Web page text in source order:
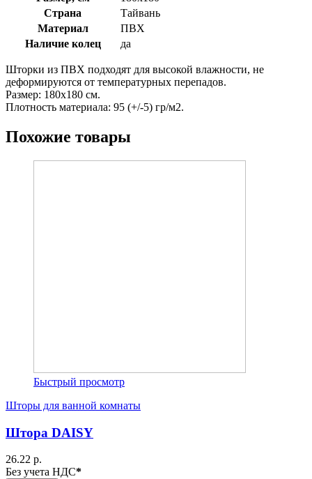
Страна
Тайвань
Материал
ПВХ
Наличие колец
да
Шторки из ПВХ подходят для высокой влажности, не
деформируются от температурных перепадов.
Размер: 180х180 см.
Плотность материала: 95 (+/-5) гр/м2.
Похожие товары
Быстрый просмотр
Шторы для ванной комнаты
Штора DAISY
26.22 р.
Без учета НДС*